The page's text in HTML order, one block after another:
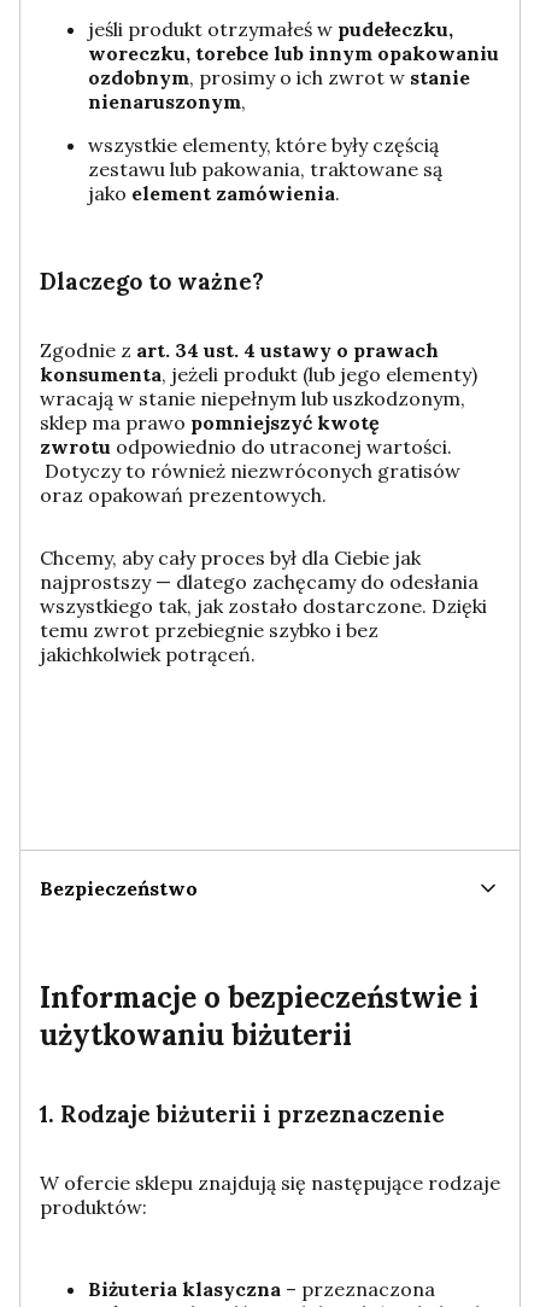
jeśli produkt otrzymałeś w pudełeczku,
woreczku, torebce lub innym opakowaniu
ozdobnym, prosimy o ich zwrot w stanie
nienaruszonym,
wszystkie elementy, które były częścią
zestawu lub pakowania, traktowane są
jako element zamówienia.
Dlaczego to ważne?
Zgodnie z art. 34 ust. 4 ustawy o prawach
konsumenta, jeżeli produkt (lub jego elementy)
wracają w stanie niepełnym lub uszkodzonym,
sklep ma prawo pomniejszyć kwotę
zwrotu odpowiednio do utraconej wartości.
Dotyczy to również niezwróconych gratisów
oraz opakowań prezentowych.
Chcemy, aby cały proces był dla Ciebie jak
najprostszy — dlatego zachęcamy do odesłania
wszystkiego tak, jak zostało dostarczone. Dzięki
temu zwrot przebiegnie szybko i bez
jakichkolwiek potrąceń.
Bezpieczeństwo
Informacje o bezpieczeństwie i
użytkowaniu biżuterii
1. Rodzaje biżuterii i przeznaczenie
W ofercie sklepu znajdują się następujące rodzaje
produktów:
Biżuteria klasyczna – przeznaczona